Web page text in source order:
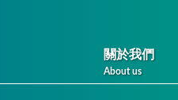
關於我們
About us